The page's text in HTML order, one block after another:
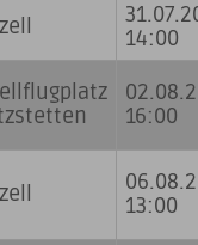
14:00
16:00
13:00